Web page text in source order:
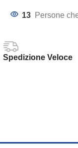
13 Persone
Spedizione Veloce